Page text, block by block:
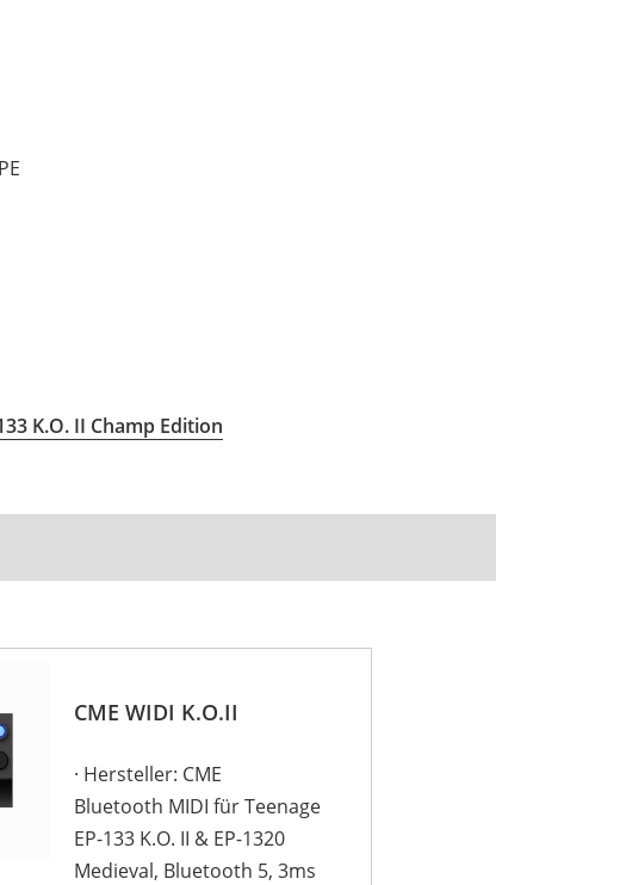
K.O. II Champ Edition
CME WIDI K.O.II
Hersteller: CME
Bluetooth MIDI für Teenage
EP-133 K.O. II & EP-1320
Medieval, Bluetooth 5, 3ms